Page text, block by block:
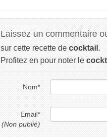
Laissez un commentaire
sur cette recette de cocktail .
Profitez en pour noter le
Nom*
Email*
(Non publié)